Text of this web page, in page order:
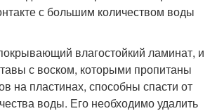
с большим количеством воды
влагостойкий ламинат, и
с воском, которыми пропитаны
на пластинах, способны спасти от
воды. Его необходимо удалить